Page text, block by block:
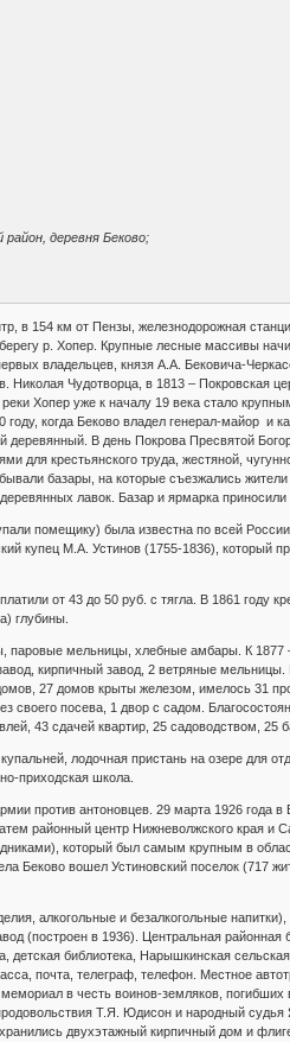
деревня Беково;
в 154 км от Пензы, железнодорожная
р. Хопер. Крупные лесные массивы
владельцев, князя А.А. Бековича-
Николая Чудотворца, в 1813 – Покровская
Хопер уже к началу 19 века стало
когда Беково владел генерал-майор
деревянный. В день Покрова Пресвятой
для крестьянского труда, жестяной,
базары, на которые съезжались
лавок. Базар и ярмарка
помещику) была известна по всей
купец М.А. Устинов (1755-1836), который
от 43 до 50 руб. с тягла. В 1861 году
глубины.
паровые мельницы, хлебные амбары. К 1877
кирпичный завод, 2 ветряные
27 домов крыты железом, имелось 31
посева, 1 двор с садом.
43 сдачей квартир, 25 садоводством, 25
лодочная пристань на озере для
приходская школа.
против антоновцев. 29 марта 1926 года
районный центр Нижневолжского края и
который был самым крупным в
Беково вошел Устиновский поселок (717
алкогольные и безалкогольные
(построен в 1936). Центральная
детская библиотека, Нарышкинская
почта, телеграф, телефон. Местное
в честь воинов-земляков,
Т.Я. Юдисон и народный
двухэтажный кирпичный дом и